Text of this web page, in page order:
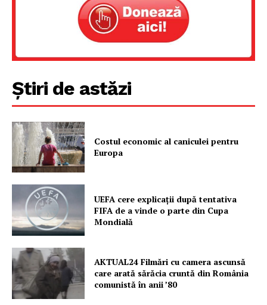
Știri de astăzi
Costul economic al caniculei pentru
Europa
UEFA cere explicații după tentativa
FIFA de a vinde o parte din Cupa
Mondială
AKTUAL24 Filmări cu camera ascunsă
care arată sărăcia cruntă din România
comunistă în anii ’80